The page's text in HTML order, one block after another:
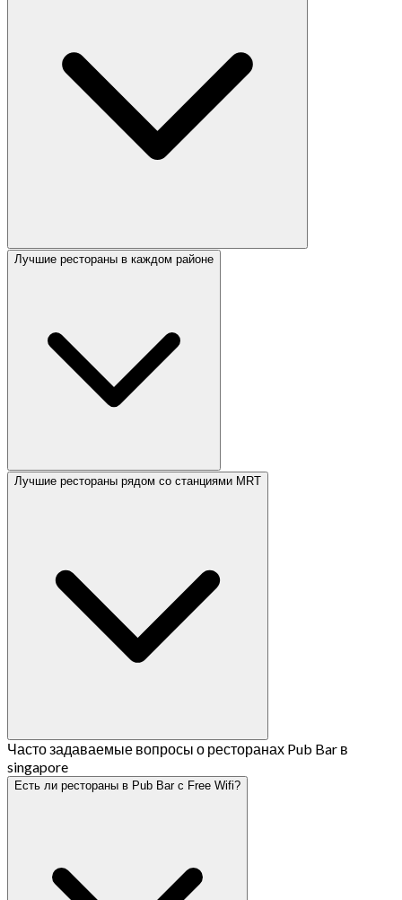
Лучшие рестораны в каждом районе
Лучшие рестораны рядом со станциями MRT
Часто задаваемые вопросы о ресторанах Pub Bar в
singapore
Есть ли рестораны в Pub Bar с Free Wifi?